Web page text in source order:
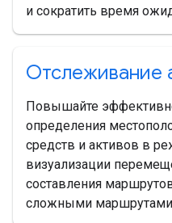
и сократить время
Отслеживание
Повышайте
определения
средств и активов в
визуализации
составления
сложными